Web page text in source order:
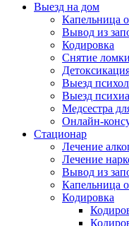
Выезд на дом
Капельница
Вывод из
Кодировка
Снятие ломки
Выезд
Выезд
Медсестра
Онлайн-
Стационар
Лечение
Лечение
Вывод из
Капельница
Кодировка